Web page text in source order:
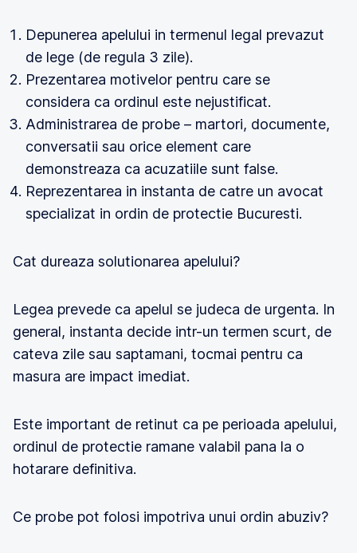
Depunerea apelului in termenul legal prevazut
de lege (de regula 3 zile).
Prezentarea motivelor pentru care se
considera ca ordinul este nejustificat.
Administrarea de probe – martori, documente,
conversatii sau orice element care
demonstreaza ca acuzatiile sunt false.
Reprezentarea in instanta de catre un avocat
specializat in ordin de protectie Bucuresti.
Cat dureaza solutionarea apelului?
Legea prevede ca apelul se judeca de urgenta. In
general, instanta decide intr-un termen scurt, de
cateva zile sau saptamani, tocmai pentru ca
masura are impact imediat.
Este important de retinut ca pe perioada apelului,
ordinul de protectie ramane valabil pana la o
hotarare definitiva.
Ce probe pot folosi impotriva unui ordin abuziv?